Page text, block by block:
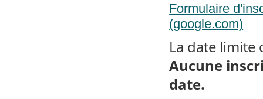
Formulaire
(google.com)
La date limite
Aucune
date.